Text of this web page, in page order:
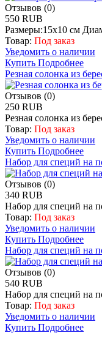
Отзывов (0)
550 RUB
Размеры:15х10 см
Товар: Под заказ
Уведомить о наличии
Купить Подробнее
Резная солонка из
Отзывов (0)
250 RUB
Резная солонка из
Товар: Под заказ
Уведомить о наличии
Купить Подробнее
Набор для специй на
Отзывов (0)
340 RUB
Набор для специй на
Товар: Под заказ
Уведомить о наличии
Купить Подробнее
Набор для специй на
Отзывов (0)
540 RUB
Набор для специй на
Товар: Под заказ
Уведомить о наличии
Купить Подробнее